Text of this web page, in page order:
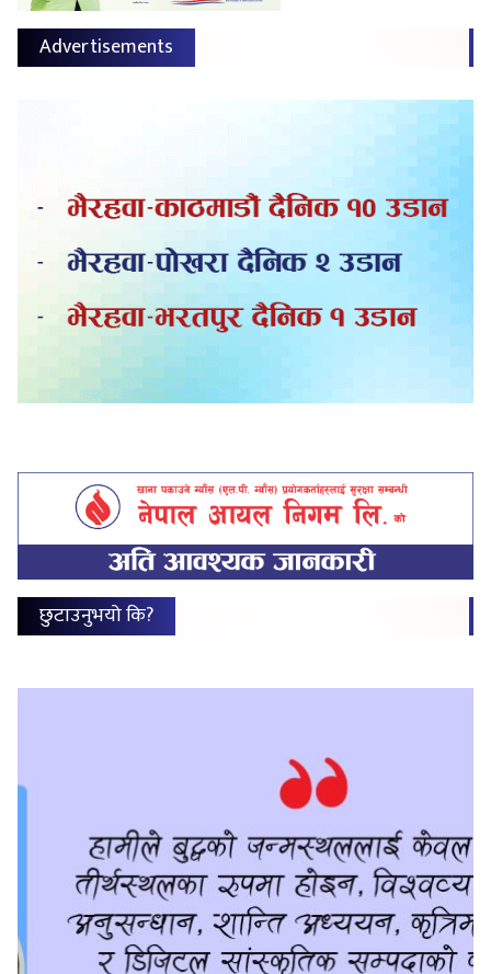
Advertisements
छुटाउनुभयो कि?